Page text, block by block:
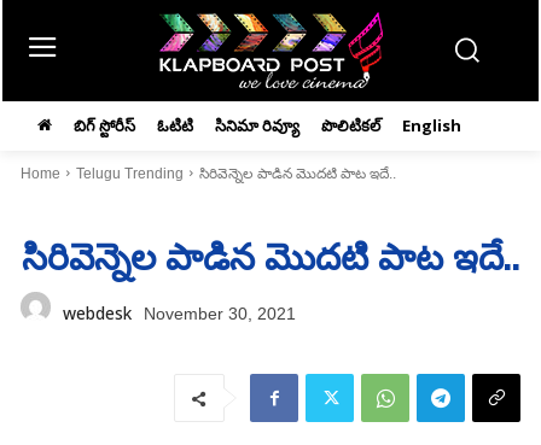
బిగ్ స్టోరీస్ ఓటిటి సినిమా రివ్యూ పొలిటికల్ English
Home Telugu Trending సిరివెన్నెల పాడిన మొదటి పాట ఇదే..
సిరివెన్నెల పాడిన మొదటి పాట ఇదే..
webdesk November 30, 2021